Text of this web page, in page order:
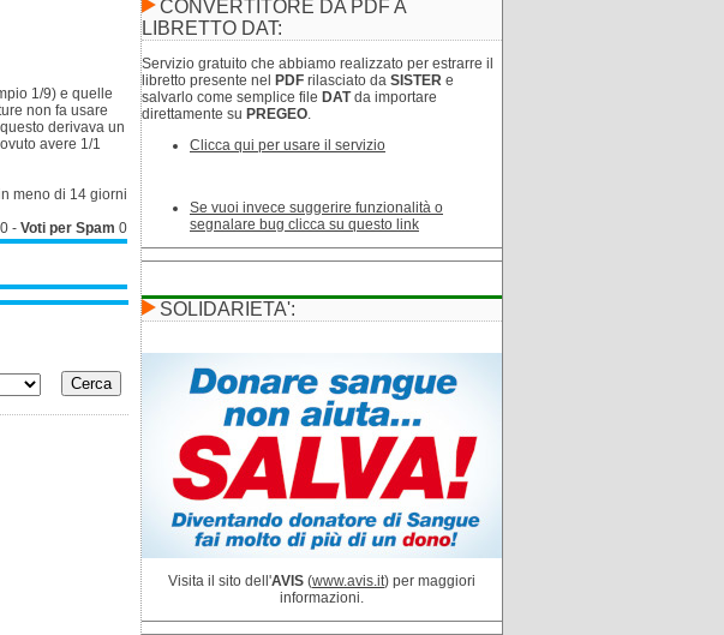
1/9) e quelle
non fa usare
derivava un
avere 1/1
meno di 14 giorni
0 - Voti per Spam 0
CONVERTITORE DA PDF A
LIBRETTO DAT:
Servizio gratuito che abbiamo realizzato per estrarre il
libretto presente nel
PDF rilasciato da SISTER e
salvarlo come semplice file DATda importare
direttamente su PREGEO.
Clicca qui per usare il servizio
Se vuoi invece suggerire funzionalità o
segnalare bug clicca su questo link
SOLIDARIETA':
Visita il sito dell'AVIS (www.avis.it) per maggiori
informazioni.